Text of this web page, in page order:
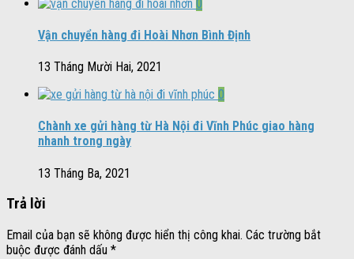
0
Vận chuyển hàng đi Hoài Nhơn Bình Định
13 Tháng Mười Hai, 2021
0
Chành xe gửi hàng từ Hà Nội đi Vĩnh Phúc giao hàng
nhanh trong ngày
13 Tháng Ba, 2021
Trả lời
Email của bạn sẽ không được hiển thị công khai. Các trường bắt
buộc được đánh dấu *